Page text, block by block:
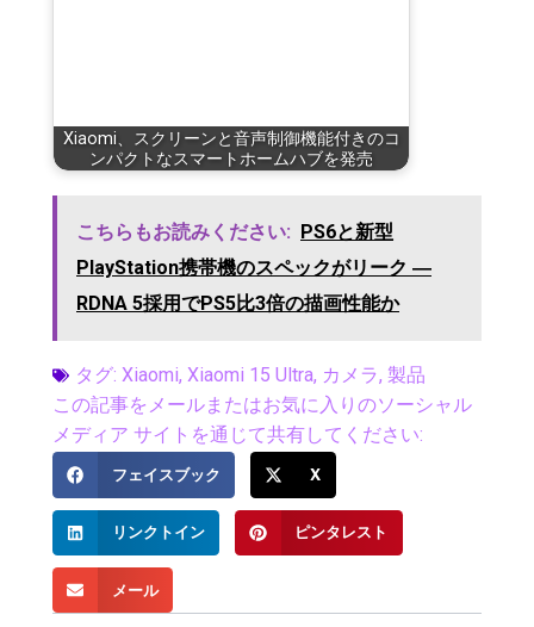
Xiaomi、スクリーンと音声制御機能付きのコ
ンパクトなスマートホームハブを発売
こちらもお読みください:
PS6と新型
PlayStation携帯機のスペックがリーク ―
RDNA 5採用でPS5比3倍の描画性能か
タグ: Xiaomi, Xiaomi 15 Ultra, カメラ, 製品
この記事をメールまたはお気に入りのソーシャル
メディア サイトを通じて共有してください:
フェイスブック X
リンクトイン ピンタレスト
メール